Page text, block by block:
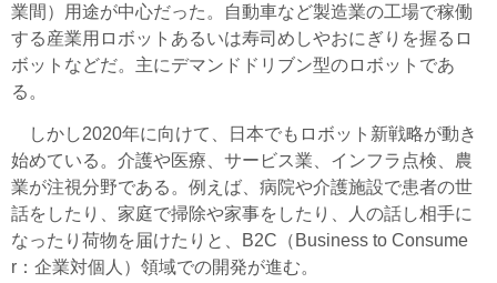
業間）用途が中心だった。自動車など製造業の工場で稼働
する産業用ロボットあるいは寿司めしやおにぎりを握るロ
ボットなどだ。主にデマンドドリブン型のロボットであ
る。
しかし2020年に向けて、日本でもロボット新戦略が動き
始めている。介護や医療、サービス業、インフラ点検、農
業が注視分野である。例えば、病院や介護施設で患者の世
話をしたり、家庭で掃除や家事をしたり、人の話し相手に
なったり荷物を届けたりと、B2C（Business to Consume
r：企業対個人）領域での開発が進む。